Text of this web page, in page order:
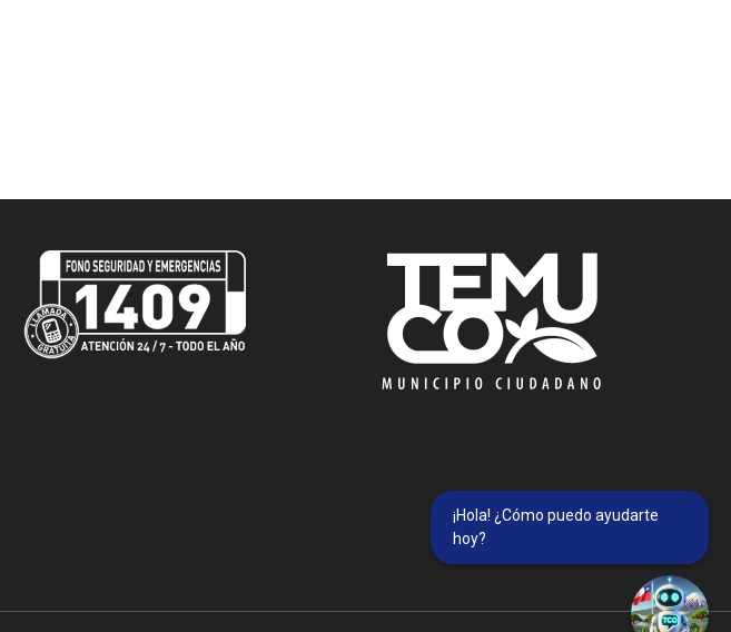
¡Hola! ¿Cómo puedo ayudarte
hoy?